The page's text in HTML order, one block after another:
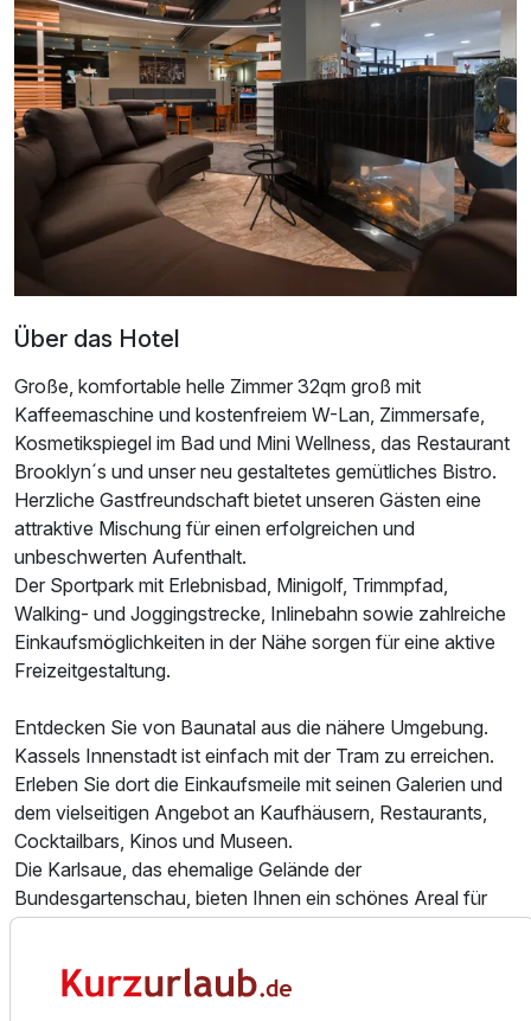
Doppelzimmer Komfort
2 Erwachsene und 1 Kind
Ausstattung
Für 3 Tage p.P. ab178,00 €
Einzelzimmer Basis
1 Erwachsenen und 1 Kind
Über das Hotel
Große, komfortable helle Zimmer 32qm groß mit
Kaffeemaschine und kostenfreiem W-Lan, Zimmersafe,
Kosmetikspiegel im Bad und Mini Wellness, das Restaurant
Brooklyn´s und unser neu gestaltetes gemütliches Bistro.
Herzliche Gastfreundschaft bietet unseren Gästen eine
attraktive Mischung für einen erfolgreichen und
unbeschwerten Aufenthalt.
Der Sportpark mit Erlebnisbad, Minigolf, Trimmpfad,
Walking- und Joggingstrecke, Inlinebahn sowie zahlreiche
Einkaufsmöglichkeiten in der Nähe sorgen für eine aktive
Freizeitgestaltung.
Entdecken Sie von Baunatal aus die nähere Umgebung.
Kassels Innenstadt ist einfach mit der Tram zu erreichen.
Erleben Sie dort die Einkaufsmeile mit seinen Galerien und
dem vielseitigen Angebot an Kaufhäusern, Restaurants,
Cocktailbars, Kinos und Museen.
Die Karlsaue, das ehemalige Gelände der
Bundesgartenschau, bieten Ihnen ein schönes Areal für
einen ausgiebigen Spaziergang.
Tipp für Wanderer: Erleben Sie den größten